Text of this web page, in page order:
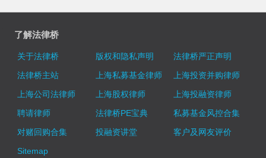
了解法律桥
关于法律桥 版权和隐私声明
法律桥严正声明
法律桥主站
上海私募基金律师
上海投资并购律师
上海公司法律师
上海股权律师
上海投融资律师
聘请律师
法律桥PE宝典
私募基金风控合集
对赌回购合集
投融资讲堂
客户及网友评价
Sitemap